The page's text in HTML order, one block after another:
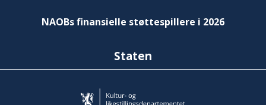
NAOBs finansielle støttespillere i 2026
Staten